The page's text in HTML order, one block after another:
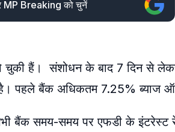
MP Breaking को चुनें
चुकी हैं। संशोधन के बाद 7 दिन से
है। पहले बैंक अधिकतम 7.25% ब्याज
बैंक समय-समय पर एफडी के